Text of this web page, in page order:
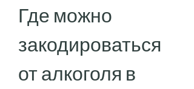
Где можно
закодироваться
от алкоголя в